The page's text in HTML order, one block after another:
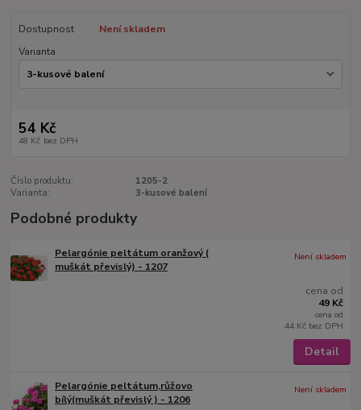
Dostupnost
Není skladem
Varianta
54 Kč
48 Kč bez DPH
Číslo produktu:
1205-2
Varianta:
3-kusové balení
Podobné produkty
Pelargónie peltátum oranžový (
muškát převislý) - 1207
cena od
49 Kč
cena od
44 Kč bez DPH
Není skladem
Detail
Pelargónie peltátum,růžovo
bílý(muškát převislý ) - 1206
Není skladem